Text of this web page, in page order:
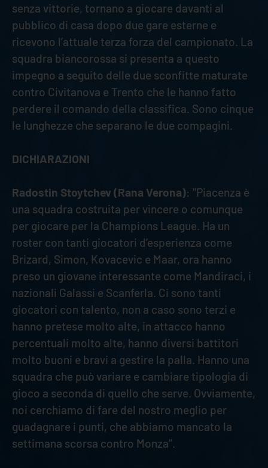
senza vittorie, tornano a giocare davanti al
pubblico di casa dopo due gare esterne e
ricevono l’attuale terza forza del campionato. La
squadra biancorossa si presenta a questo
impegno a seguito delle due sconfitte maturate
contro Civitanova e Trento che le hanno fatto
perdere il comando della classifica. Sono cinque
le lunghezze che separano le due compagini.
DICHIARAZIONI
Radostin Stoytchev (Rana Verona): "Piacenza è
una squadra costruita per vincere o comunque
per giocare per la Champions League. Ha un
roster con tanti giocatori d’esperienza come
Brizard, Simon, Kovacevic e Maar, ora hanno
preso un giovane interessante come Mandiraci, i
nazionali Galassi e Scanferla. Ci sono tanti
giocatori con talento, non a caso sono terzi e
hanno pretese molto alte, in attacco hanno
percentuali molto alte, hanno diversi battitori
molto buoni e bravi a gestire la palla. Hanno una
squadra che può variare e cambiare tipologia di
gioco a seconda di quello che serve. Ovviamente,
noi cerchiamo di fare del nostro meglio per
guadagnare i punti, che abbiamo mancato la
settimana scorsa contro Monza".